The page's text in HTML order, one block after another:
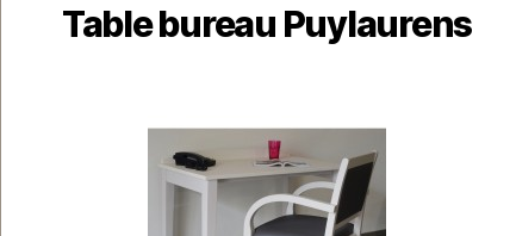
Table bureau Puylaurens